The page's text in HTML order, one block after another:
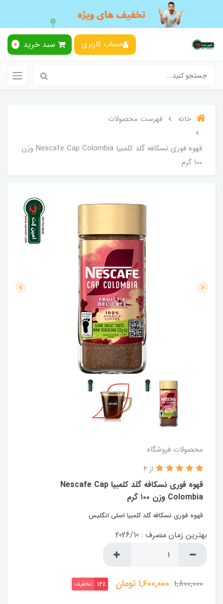
حساب کاربری سبد خرید 0
خانه فهرست محصولات
قهوه فوری نسکافه گلد کلمبیا Nescafe Cap Colombia وزن
۱۰۰ گرم
محصولات فروشگاه
قهوه فوری نسکافه گلد کلمبیا Nescafe Cap
Colombia وزن ۱۰۰ گرم
از 4
قهوه فوری نسکافه گلد کلمبیا اصلی انگلیس
بهترین زمان مصرف : 2026/10
1,800,000
1,600,000تومان 12٪ تخفیف